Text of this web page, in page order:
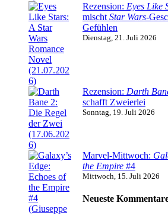
Rezension: Eyes Like
mischt Star Wars-
Gefühlen
Dienstag, 21. Juli 2026
Rezension: Darth
schafft Zweierlei
Sonntag, 19. Juli 2026
Marvel-Mittwoch:
the Empire #4
Mittwoch, 15. Juli 2026
Neueste